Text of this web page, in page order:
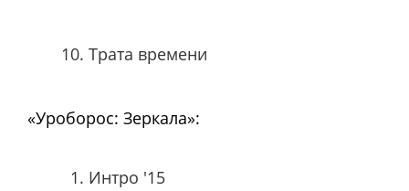
Трата времени
«Уроборос: Зеркала»:
Интро '15